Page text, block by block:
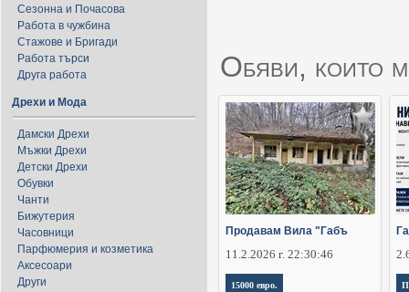
Сезонна и Почасова
Работа в чужбина
Стажове и Бригади
Работа търси
Друга работа
Дрехи и Мода
Дамски Дрехи
Мъжки Дрехи
Детски Дрехи
Обувки
Чанти
Бижутерия
Часовници
Парфюмерия и козметика
Аксесоари
Други
Обяви, които
Продавам Вила "Габъ
11.2.2026 г. 22:30:46
15000 евро.